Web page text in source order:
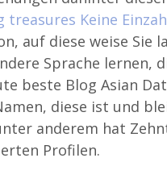
Keine
auf diese weise Sie
Sprache lernen,
beste Blog Asian
diese ist und
anderem hat
Profilen.